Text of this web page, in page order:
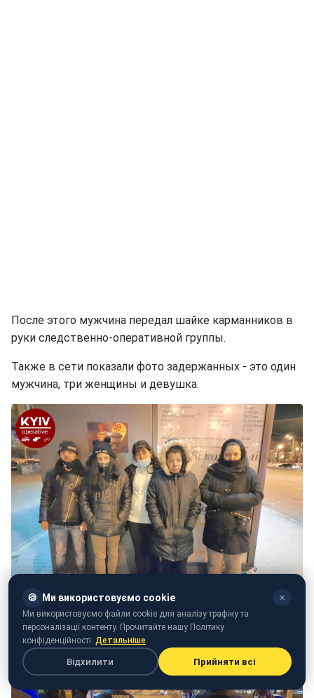
После этого мужчина передал шайке карманников в
руки следственно-оперативной группы.
Также в сети показали фото задержанных - это один
мужчина, три женщины и девушка.
🍪 Ми використовуємо cookie ✕
Ми використовуємо файли cookie для аналізу трафіку та
персоналізації контенту. Прочитайте нашу Політику
конфіденційності. Детальніше
Відхилити Прийняти всі